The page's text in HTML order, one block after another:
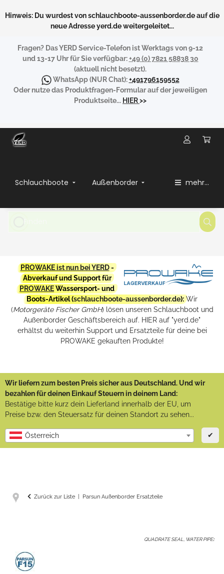
Hinweis: Du wurdest von schlauchboote-aussenborder.de auf die
neue Adresse yerd.de weitergeleitet...
Fragen? Das YERD Service-Telefon ist Werktags von 9-12
und 13-17 Uhr für Sie verfügbar:+49 (0) 7821 58838 30
(aktuell nicht besetzt).
WhatsApp(NUR Chat):+491796159552
Oder nutze das Produktfragen-Formular auf der jeweiligen
Produktseite... HIER>>
Schlauchboote Außenborder mehr...
PROWAKE ist nun bei YERD-
Abverkauf und Support für
PROWAKEWassersport- und
Boots-Artikel (schlauchboote-aussenborder.de): Wir
(Motorgeräte Fischer GmbH) lösen unseren Schlauchboot und
Außenborder Geschäftsbereich auf. HIER auf "yerd.de"
erhältst du weiterhin Support und Ersatzteile für deine bei
PROWAKE gekauften Produkte!
Wir liefern zum besten Preis sicher aus Deutschland. Und wir
bezahlen für deinen Einkauf Steuern in deinem Land:
Bestätige bitte kurz dein Lieferland innerhalb der EU, um
Preise bzw. den Steuersatz für deinen Standort zu sehen...
Österreich ✔
Zurück zur Liste Parsun Außenborder Ersatzteile
QUADRATE SEAL, WATER PIPE: